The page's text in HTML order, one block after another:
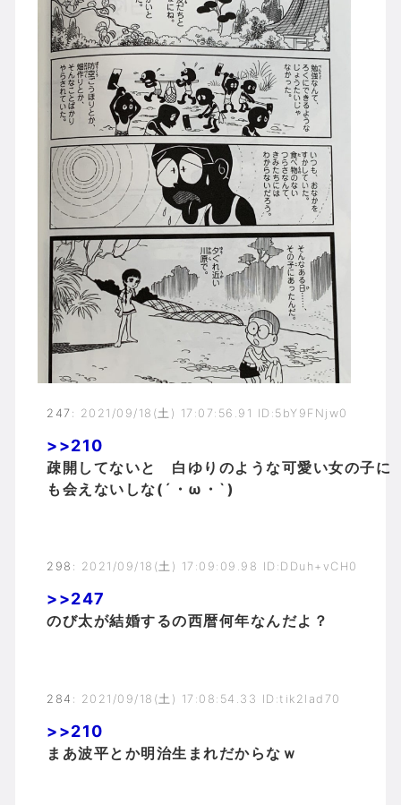
247 : 2021/09/18(土) 17:07:56.91 ID:5bY9FNjw0
>>210
疎開してないと 白ゆりのような可愛い女の子に
も会えないしな(´・ω・`)
298 : 2021/09/18(土) 17:09:09.98 ID:DDuh+vCH0
>>247
のび太が結婚するの西暦何年なんだよ？
284 : 2021/09/18(土) 17:08:54.33 ID:tik2lad70
>>210
まあ波平とか明治生まれだからなｗ